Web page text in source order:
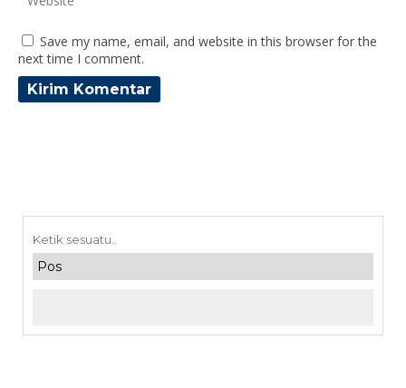
Save my name, email, and website in this browser for the
next time I comment.